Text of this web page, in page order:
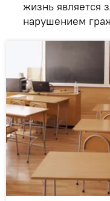
жизнь является
нарушением